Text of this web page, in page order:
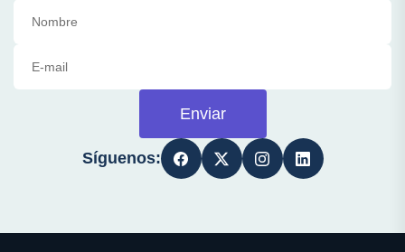
Enviar
Síguenos: